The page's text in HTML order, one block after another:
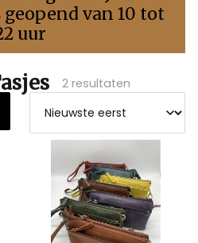
geopend van 10 tot
uur
2 resultaten